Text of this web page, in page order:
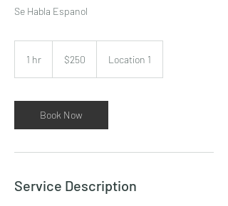
Se Habla Espanol
1 hr
dollars$250 Location 1
Book Now
Service Description